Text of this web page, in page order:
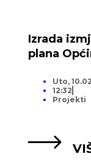
Izrada
plana
Uto,
12:32
Projekti